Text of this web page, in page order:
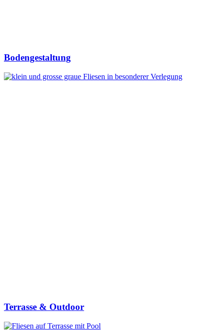
Bodengestaltung
Terrasse & Outdoor